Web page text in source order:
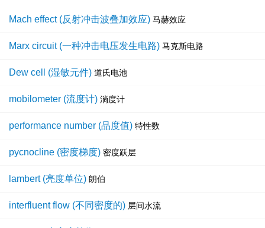
Mach effect (反射冲击波叠加效应) 马赫效应
Marx circuit (一种冲击电压发生电路) 马克斯电路
Dew cell (湿敏元件) 道氏电池
mobilometer (流度计) 淌度计
performance number (品度值) 特性数
pycnocline (密度梯度) 密度跃层
lambert (亮度单位) 朗伯
interfluent flow (不同密度的) 层间水流